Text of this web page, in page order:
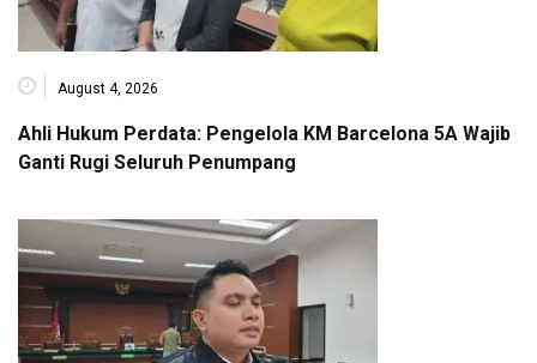
August 4, 2026
Ahli Hukum Perdata: Pengelola KM Barcelona 5A Wajib
Ganti Rugi Seluruh Penumpang